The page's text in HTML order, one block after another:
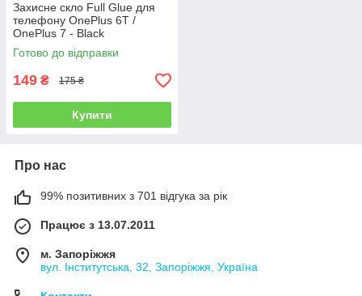
Захисне скло Full Glue для
телефону OnePlus 6T /
OnePlus 7 - Black
Готово до відправки
149 ₴ 175 ₴
Купити
Про нас
99% позитивних з 701 відгука за рік
Працює з 13.07.2011
м. Запоріжжя
вул. Інститутська, 32, Запоріжжя, Україна